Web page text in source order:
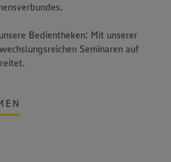
Bedientheken: Mit unserer
Seminaren auf